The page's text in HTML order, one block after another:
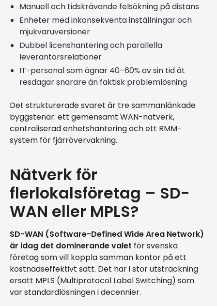
Manuell och tidskrävande felsökning på distans
Enheter med inkonsekventa inställningar och
mjukvaruversioner
Dubbel licenshantering och parallella
leverantörsrelationer
IT-personal som ägnar 40–60% av sin tid åt
resdagar snarare än faktisk problemlösning
Det strukturerade svaret är tre sammanlänkade
byggstenar: ett gemensamt WAN-nätverk,
centraliserad enhetshantering och ett RMM-
system för fjärrövervakning.
Nätverk för
flerlokalsföretag – SD-
WAN eller MPLS?
SD-WAN (Software-Defined Wide Area Network)
är idag det dominerande valet för svenska
företag som vill koppla samman kontor på ett
kostnadseffektivt sätt. Det har i stor utsträckning
ersatt MPLS (Multiprotocol Label Switching) som
var standardlösningen i decennier.